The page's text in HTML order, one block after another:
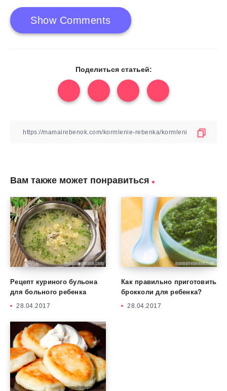
Show Comments
Поделиться статьей:
Вам также может понравиться
Рецепт куриного бульона
для больного ребенка
28.04.2017
Как правильно приготовить
брокколи для ребенка?
28.04.2017